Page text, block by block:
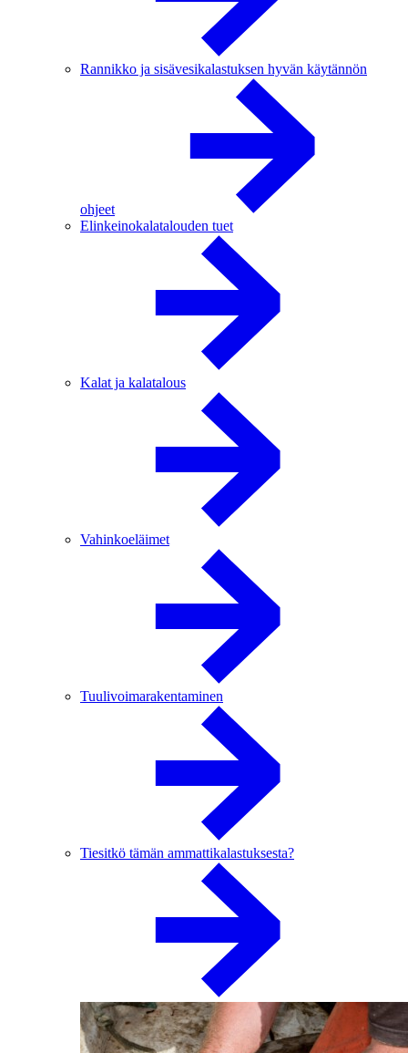
Rannikko ja sisävesikalastuksen hyvän käytännön
ohjeet
Elinkeinokalatalouden tuet
Kalat ja kalatalous
Vahinkoeläimet
Tuulivoimarakentaminen
Tiesitkö tämän ammattikalastuksesta?